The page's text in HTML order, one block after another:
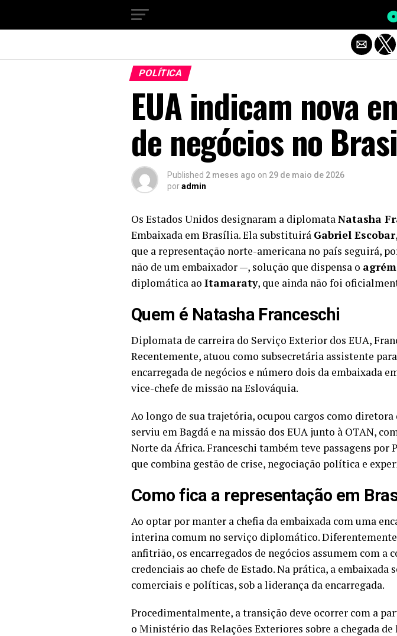
POLÍTICA
EUA indicam nova
de negócios no
Published 2 meses ago on 29 de maio de 2026
poradmin
Os Estados Unidos designaram a diplomataNatasha
Embaixada em Brasília. Ela substituirá Gabriel Escobar
que a representação norte-americana no país seguirá,
não de um embaixador —, solução que dispensa o
diplomática ao Itamaraty, que ainda não foi
Quem é Natasha Franceschi
Diplomata de carreira do Serviço Exterior dos EUA,
Recentemente, atuou como subsecretária assistente
encarregada de negócios e número dois da embaixada
vice-chefe de missão na Eslováquia.
Ao longo de sua trajetória, ocupou cargos como
serviu em Bagdá e na missão dos EUA junto à OTAN,
Norte da África. Franceschi também teve passagens
que combina gestão de crise, negociação política e
Como fica a representação em
Ao optar por manter a chefia da embaixada com uma
interina comum no serviço diplomático.
anfitrião, os encarregados de negócios assumem com
credenciais ao chefe de Estado. Na prática, a
comerciais e políticas, sob a liderança da encarregada.
Procedimentalmente, a transição deve ocorrer com a
o Ministério das Relações Exteriores sobre a chegada
Sair da